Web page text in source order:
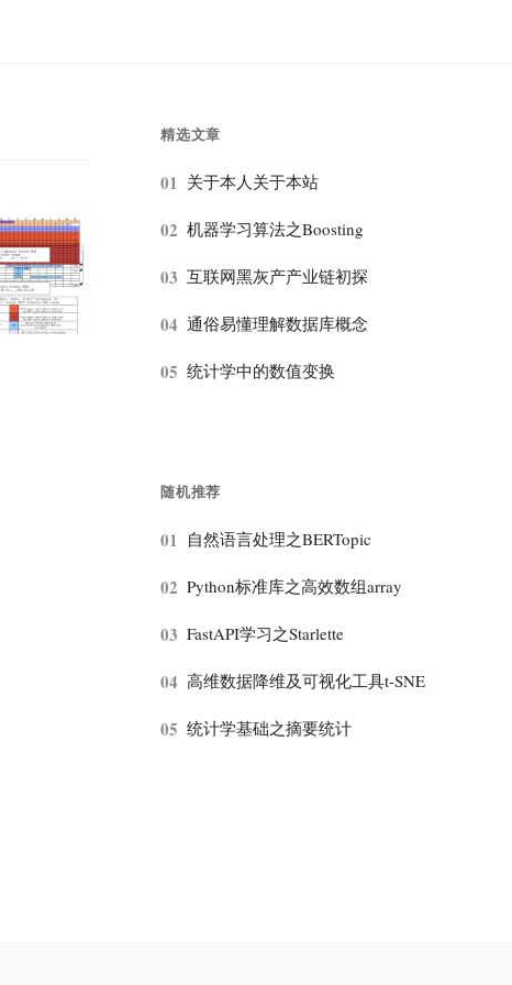
精选文章
01 关于本人关于本站
02 机器学习算法之Boosting
03 互联网黑灰产产业链初探
04 通俗易懂理解数据库概念
05 统计学中的数值变换
随机推荐
01 自然语言处理之BERTopic
02 Python标准库之高效数组array
03 FastAPI学习之Starlette
04 高维数据降维及可视化工具t-SNE
05 统计学基础之摘要统计